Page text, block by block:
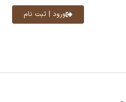
ورود | ثبت نام